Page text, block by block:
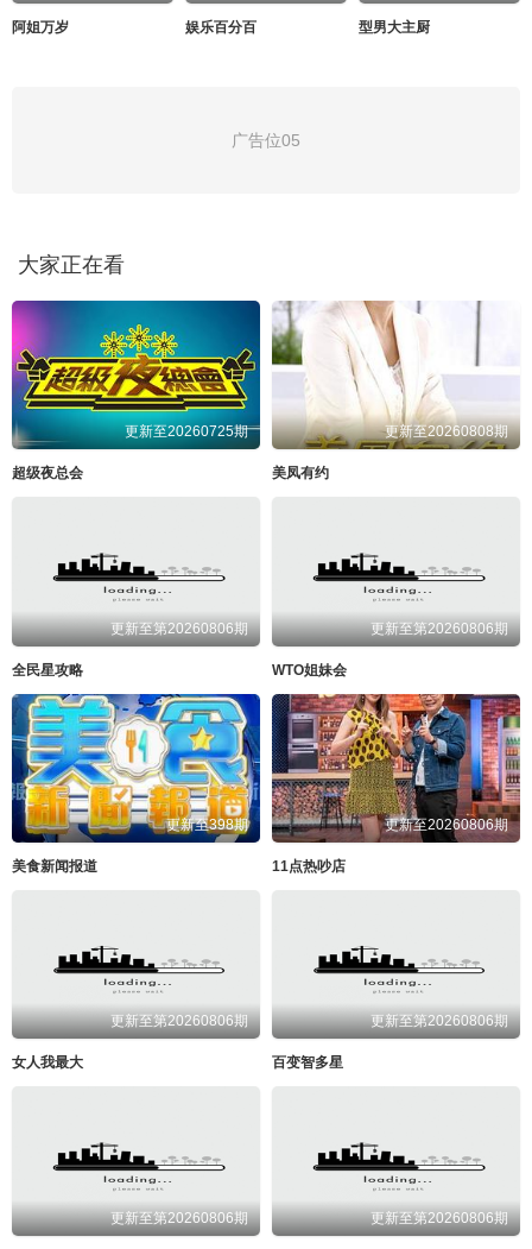
阿姐万岁 娱乐百分百 型男大主厨
广告位05
大家正在看
更新至20260725期
超级夜总会
更新至20260808期
美凤有约
更新至第20260806期
全民星攻略
更新至第20260806期
WTO姐妹会
更新至398期
美食新闻报道
更新至20260806期
11点热吵店
更新至第20260806期
女人我最大
更新至第20260806期
百变智多星
更新至第20260806期 更新至第20260806期